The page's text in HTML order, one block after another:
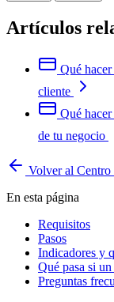
Artículos
Qué
cliente
Qué
de tu negocio
Volver al Centro
En esta página
Requisitos
Pasos
Indicadores y
Qué pasa si
Preguntas